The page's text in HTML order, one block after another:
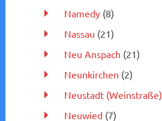
Namedy(8)
Nassau (21)
Neu Anspach (21)
Neunkirchen (2)
Neustadt (Weinstraße)
Neuwied(7)